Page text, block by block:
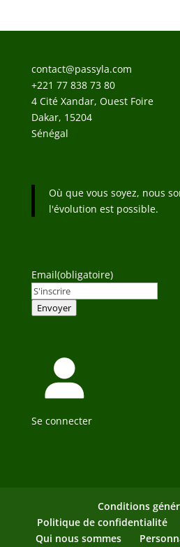
contact@passyla.com
+221 77 838 73 80
4 Cité Xandar, Ouest Foire
Dakar, 15204
Sénégal
Où que vous soyez, nous
l'évolution est possible.
Email(obligatoire)
Envoyer
Se connecter
Conditions
Politique de confidentialité
Qui nous sommes